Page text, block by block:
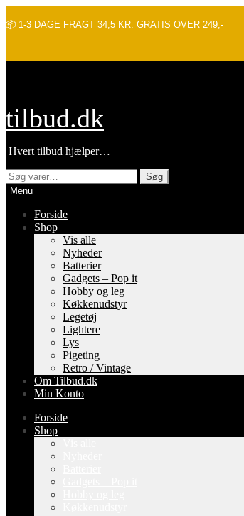
📦 1-3 DAGE FRAGT 34,5 KR. GRATIS OVER 249,-
Spring
til
navigation
Spring
til
indhold
tilbud.dk
Hvert tilbud hjælper…
Søg
efter:
Søg
Menu
Forside
Shop
Vis alle
Nyheder
Batterier
Gadgets – Pop it
Hobby og leg
Køkkenudstyr
Legetøj
Lightere
Lys
Pigeting
Retro / Vintage
Om Tilbud.dk
Min Konto
Forside
Shop